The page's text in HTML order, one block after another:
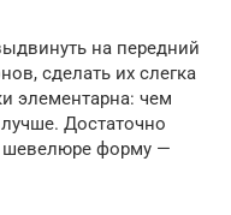
на передний
сделать их слегка
элементарна: чем
Достаточно
шевелюре форму —